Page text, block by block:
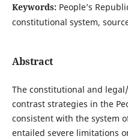
Keywords: People’s
constitutional system,
Abstract
The constitutional and
contrast strategies in the
consistent with the system
entailed severe limitations